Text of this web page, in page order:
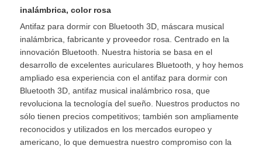
inalámbrica, color rosa
Antifaz para dormir con Bluetooth 3D, máscara musical
inalámbrica, fabricante y proveedor rosa. Centrado en la
innovación Bluetooth. Nuestra historia se basa en el
desarrollo de excelentes auriculares Bluetooth, y hoy hemos
ampliado esa experiencia con el antifaz para dormir con
Bluetooth 3D, antifaz musical inalámbrico rosa, que
revoluciona la tecnología del sueño. Nuestros productos no
sólo tienen precios competitivos; también son ampliamente
reconocidos y utilizados en los mercados europeo y
americano, lo que demuestra nuestro compromiso con la